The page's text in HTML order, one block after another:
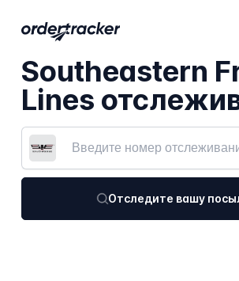
Southeastern
Lines
Отследите вашу